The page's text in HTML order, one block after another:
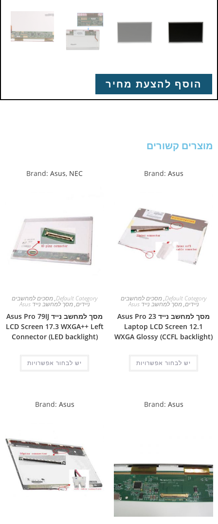
הוסף להצעת מחיר
מוצרים קשורים
Brand: Asus
Default Category
,מסכים למחשבים
ניידים,מסך למחשב נייד Asus
מסך למחשב נייד Asus Pro 23
Laptop LCD Screen 12.1
WXGA Glossy (CCFL backlight)
יש לבחור אפשרויות
Brand: Asus, NEC
Default Category
,מסכים למחשבים
ניידים,מסך למחשב נייד Asus
מסך למחשב נייד Asus Pro 79IJ
LCD Screen 17.3 WXGA++ Left
Connector (LED backlight)
יש לבחור אפשרויות
Brand: Asus
Brand: Asus